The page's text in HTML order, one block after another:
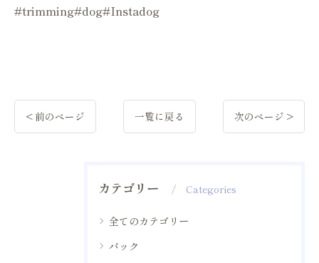
#trimming#dog#Instadog
< 前のページ 一覧に戻る 次のページ >
カテゴリー Categories
全てのカテゴリー
パック